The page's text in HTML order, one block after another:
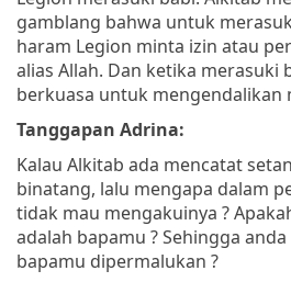
gamblang bahwa untuk
haram Legion minta izin atau
alias Allah. Dan ketika merasuki
berkuasa untuk mengendalikan
Tanggapan Adrina:
Kalau Alkitab ada mencatat
binatang, lalu mengapa dalam
tidak mau mengakuinya ?
adalah bapamu ? Sehingga
bapamu dipermalukan ?